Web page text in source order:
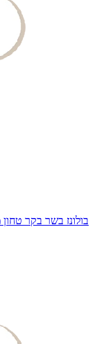
בולונז בשר בקר